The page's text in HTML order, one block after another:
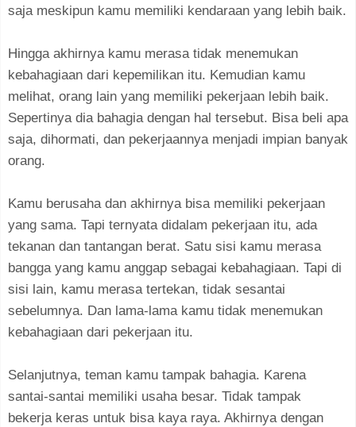
saja meskipun kamu memiliki kendaraan yang lebih baik.
Hingga akhirnya kamu merasa tidak menemukan
kebahagiaan dari kepemilikan itu. Kemudian kamu
melihat, orang lain yang memiliki pekerjaan lebih baik.
Sepertinya dia bahagia dengan hal tersebut. Bisa beli apa
saja, dihormati, dan pekerjaannya menjadi impian banyak
orang.
Kamu berusaha dan akhirnya bisa memiliki pekerjaan
yang sama. Tapi ternyata didalam pekerjaan itu, ada
tekanan dan tantangan berat. Satu sisi kamu merasa
bangga yang kamu anggap sebagai kebahagiaan. Tapi di
sisi lain, kamu merasa tertekan, tidak sesantai
sebelumnya. Dan lama-lama kamu tidak menemukan
kebahagiaan dari pekerjaan itu.
Selanjutnya, teman kamu tampak bahagia. Karena
santai-santai memiliki usaha besar. Tidak tampak
bekerja keras untuk bisa kaya raya. Akhirnya dengan